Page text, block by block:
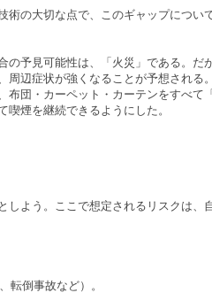
の大切な点で、このギャップについ
予見可能性は、「火災」である。だ
辺症状が強くなることが予想される
団・カーペット・カーテンをすべて
煙を継続できるようにした。
よう。ここで想定されるリスクは、
転倒事故など）。